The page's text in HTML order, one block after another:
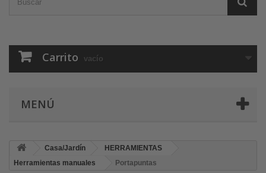
Carrito vacío
MENÚ
Casa/Jardín
HERRAMIENTAS
Herramientas manuales
Portapuntas